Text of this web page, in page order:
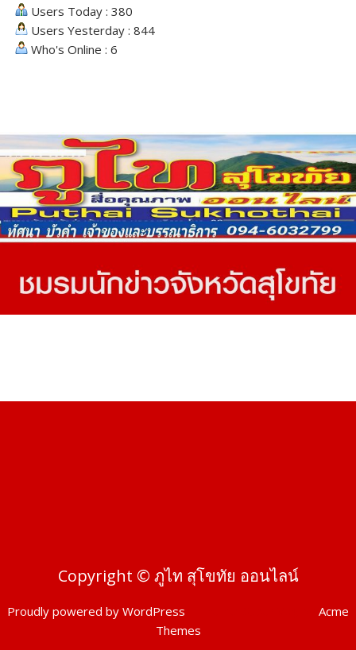
Users Today : 380
Users Yesterday : 844
Who's Online : 6
Copyright © ภูไท สุโขทัย ออนไลน์
Proudly powered by WordPress
Acme
Themes